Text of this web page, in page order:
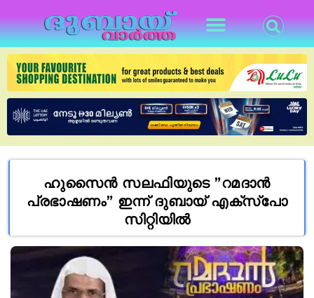
ഹുസൈൻ സലഫിയുടെ ”റമദാൻ
പ്രഭാഷണം” ഇന്ന് ദുബായ് എക്സ്പോ
സിറ്റിയിൽ